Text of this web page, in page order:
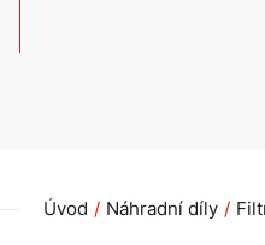
Úvod Náhradní díly